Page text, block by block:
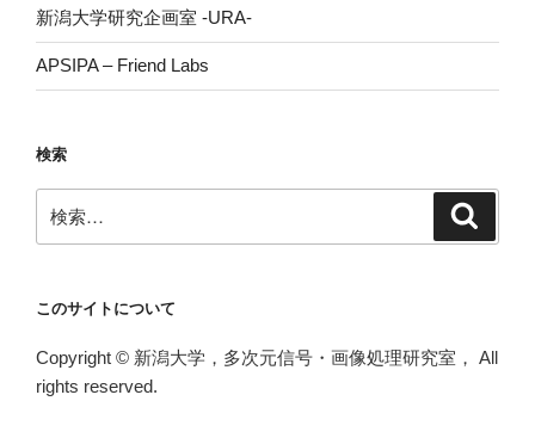
新潟大学研究企画室 -URA-
APSIPA – Friend Labs
検索
索:
このサイトについて
Copyright © 新潟大学，多次元信号・画像処理研究室， All
rights reserved.